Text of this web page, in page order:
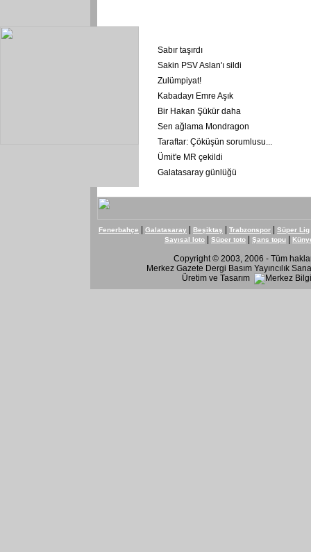
Sabır taşırdı
Sakin PSV Aslan'ı sildi
Zulümpiyat!
Kabadayı Emre Aşık
Bir Hakan Şükür daha
Sen ağlama Mondragon
Taraftar: Çöküşün sorumlusu...
Ümit'e MR çekildi
Galatasaray günlüğü
Fenerbahçe Galatasaray Beşiktaş Trabzonspor Süper Lig
Sayısal loto Süper toto Şans topu
Copyright © 2003, 2006 - Tüm
Merkez Gazete Dergi Basım Yayıncılık
Üretim ve Tasarım